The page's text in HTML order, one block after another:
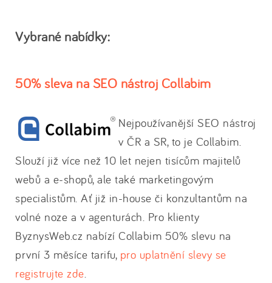
Vybrané nabídky:
50% sleva na SEO nástroj Collabim
Nejpoužívanější SEO nástroj
v ČR a SR, to je Collabim.
Slouží již více než 10 let nejen tisícům majitelů
webů a e-shopů, ale také marketingovým
specialistům. Ať již in-house či konzultantům na
volné noze a v agenturách. Pro klienty
ByznysWeb.cz nabízí Collabim 50% slevu na
první 3 měsíce tarifu, pro uplatnění slevy se
registrujte zde.